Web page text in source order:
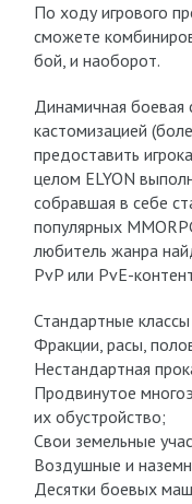
По ходу игрового
сможете
бой, и наоборот.
Динамичная боевая
кастомизацией
предоставить
целом ELYON
собравшая в себе
популярных
любитель жанра
PvP или PvE-
Стандартные
Фракции, расы,
Нестандартная
Продвинутое
их обустройство;
Свои земельные
Воздушные и
Десятки боевых